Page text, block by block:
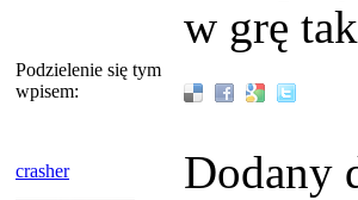
w grę
Podzielenie się tym
wpisem:
crasher Dodany